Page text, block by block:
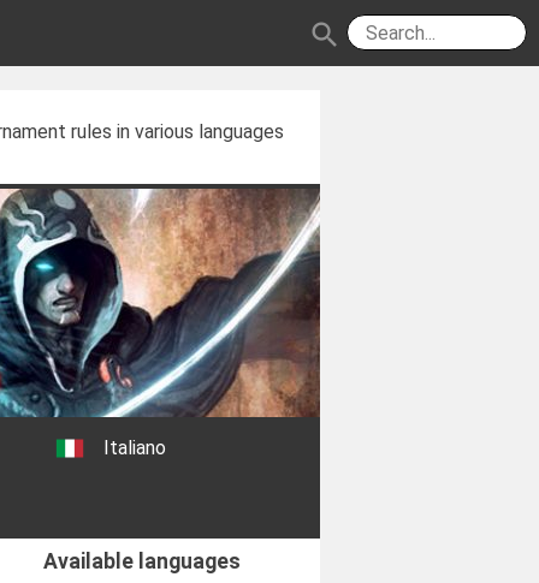
search
rules in various languages
Italiano
Available languages